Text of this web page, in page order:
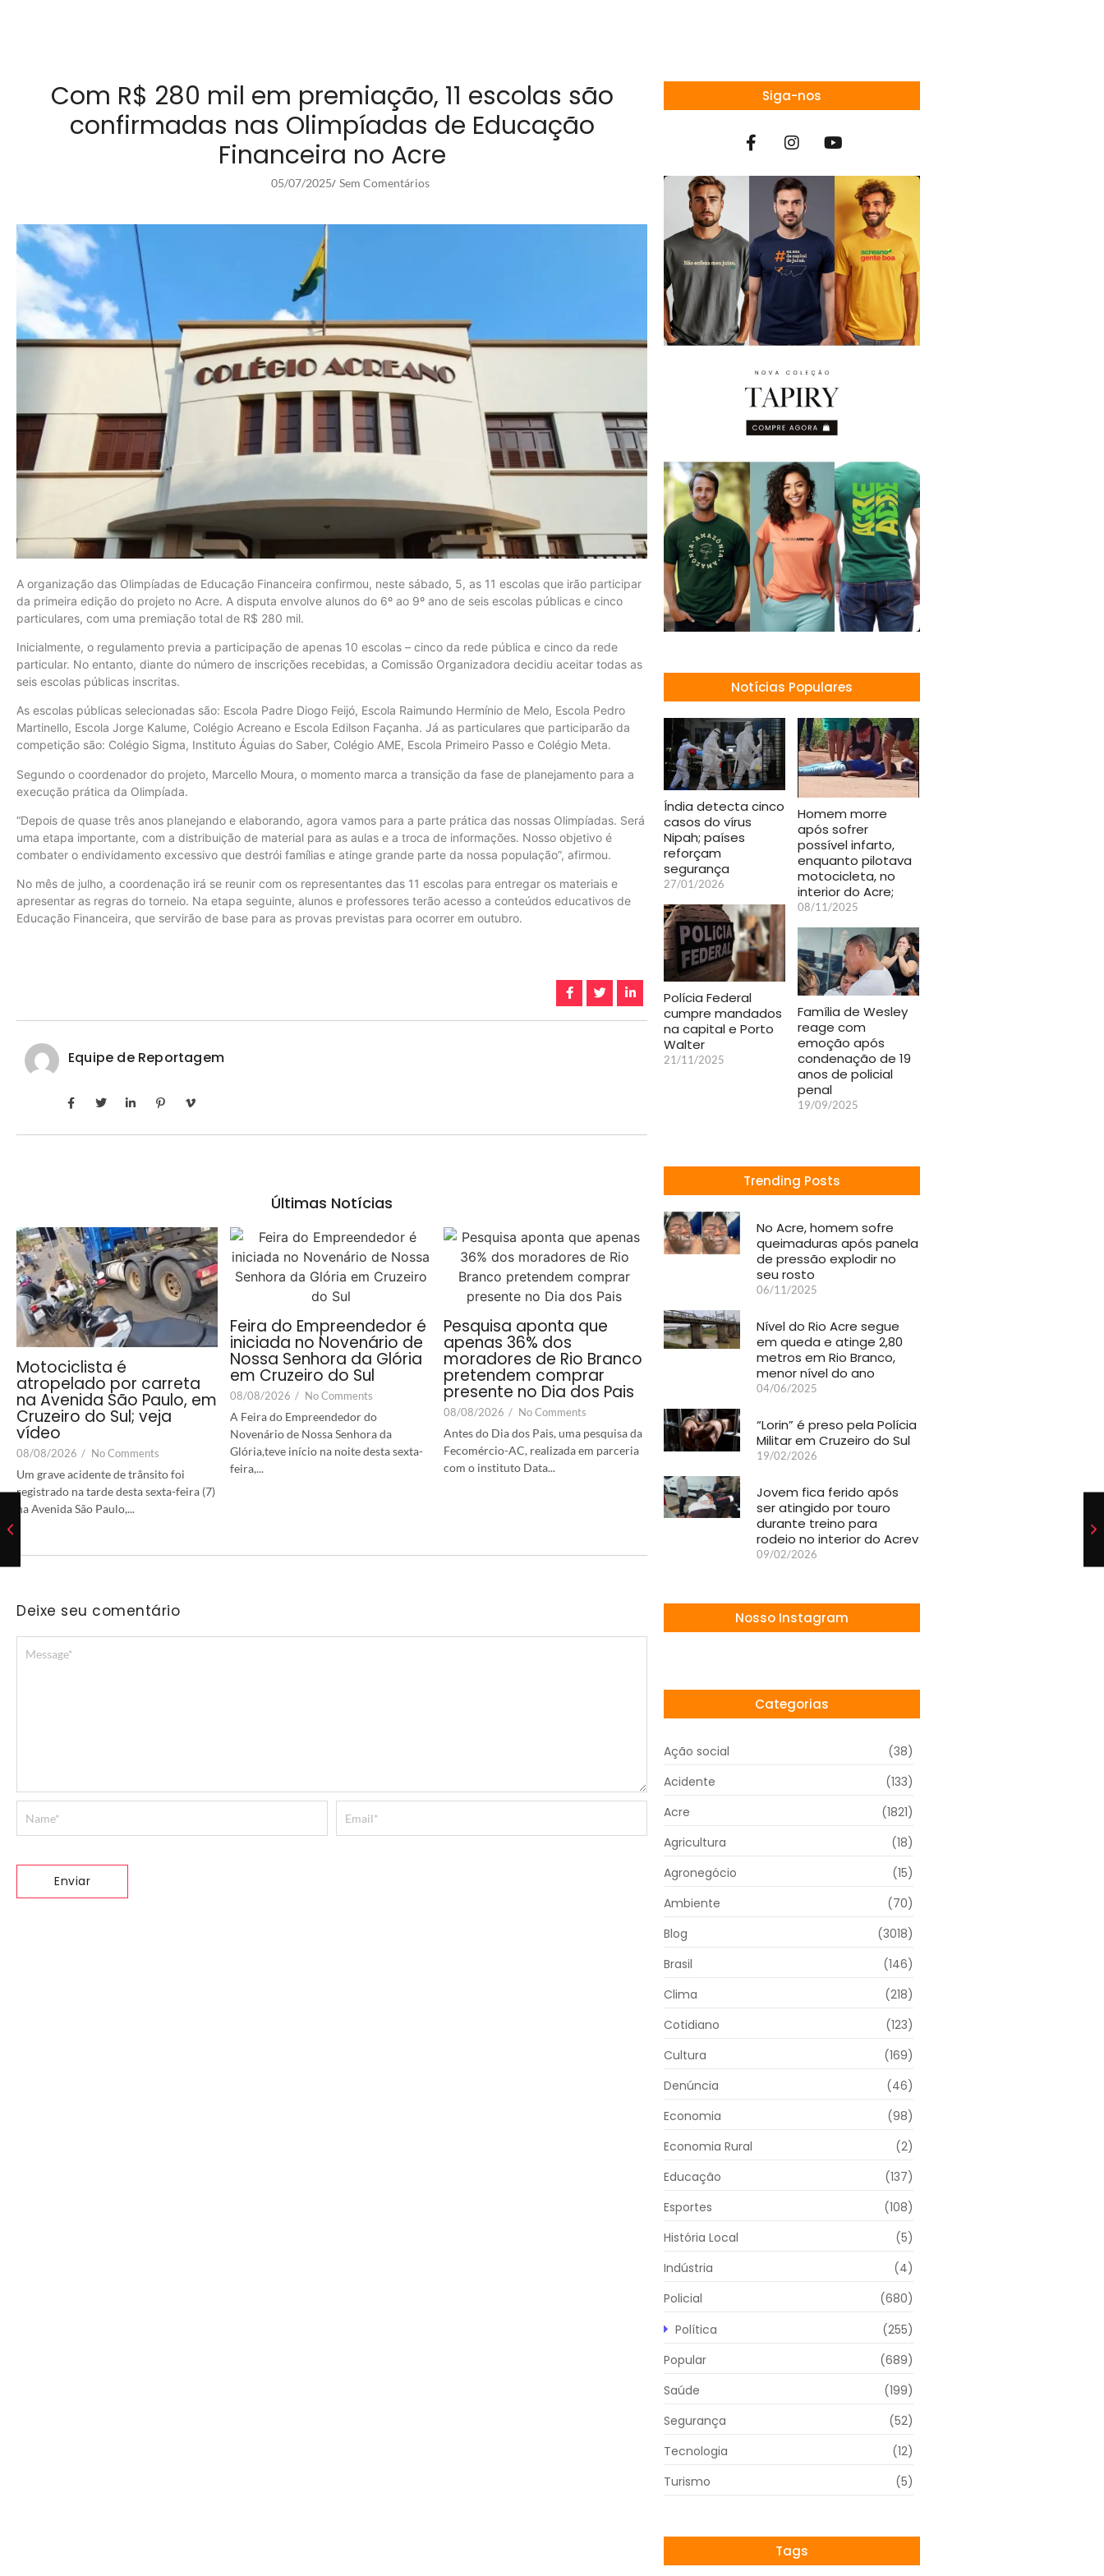
Com R$ 280 mil em premiação, 11 escolas são
confirmadas nas Olimpíadas de Educação
Financeira no Acre
05/07/2025/ Sem Comentários
A organização das Olimpíadas de Educação Financeira confirmou, neste sábado, 5, as 11 escolas que irão participar
da primeira edição do projeto no Acre. A disputa envolve alunos do 6º ao 9º ano de seis escolas públicas e cinco
particulares, com uma premiação total de R$ 280 mil.
Inicialmente, o regulamento previa a participação de apenas 10 escolas – cinco da rede pública e cinco da rede
particular. No entanto, diante do número de inscrições recebidas, a Comissão Organizadora decidiu aceitar todas as
seis escolas públicas inscritas.
As escolas públicas selecionadas são: Escola Padre Diogo Feijó, Escola Raimundo Hermínio de Melo, Escola Pedro
Martinello, Escola Jorge Kalume, Colégio Acreano e Escola Edilson Façanha. Já as particulares que participarão da
competição são: Colégio Sigma, Instituto Águias do Saber, Colégio AME, Escola Primeiro Passo e Colégio Meta.
Segundo o coordenador do projeto, Marcello Moura, o momento marca a transição da fase de planejamento para a
execução prática da Olimpíada.
“Depois de quase três anos planejando e elaborando, agora vamos para a parte prática das nossas Olimpíadas. Será
uma etapa importante, com a distribuição de material para as aulas e a troca de informações. Nosso objetivo é
combater o endividamento excessivo que destrói famílias e atinge grande parte da nossa população”, afirmou.
No mês de julho, a coordenação irá se reunir com os representantes das 11 escolas para entregar os materiais e
apresentar as regras do torneio. Na etapa seguinte, alunos e professores terão acesso a conteúdos educativos de
Educação Financeira, que servirão de base para as provas previstas para ocorrer em outubro.
Equipe de Reportagem
Últimas Notícias
Motociclista é
atropelado por carreta
na Avenida São Paulo, em
Cruzeiro do Sul; veja
vídeo
08/08/2026 / No Comments
Um grave acidente de trânsito foi
registrado na tarde desta sexta-feira (7)
na Avenida São Paulo,...
Feira do Empreendedor é
iniciada no Novenário de
Nossa Senhora da Glória
em Cruzeiro do Sul
08/08/2026 / No Comments
A Feira do Empreendedor do
Novenário de Nossa Senhora da
Glória,teve início na noite desta sexta-
feira,...
Pesquisa aponta que
apenas 36% dos
moradores de Rio Branco
pretendem comprar
presente no Dia dos Pais
08/08/2026 / No Comments
Antes do Dia dos Pais, uma pesquisa da
Fecomércio-AC, realizada em parceria
com o instituto Data...
Deixe seu comentário
Siga-nos
Notícias Populares
Índia detecta cinco
casos do vírus
Nipah; países
reforçam
segurança
27/01/2026
Homem morre
após sofrer
possível infarto,
enquanto pilotava
motocicleta, no
interior do Acre;
08/11/2025
Polícia Federal
cumpre mandados
na capital e Porto
Walter
21/11/2025
Família de Wesley
reage com
emoção após
condenação de 19
anos de policial
penal
19/09/2025
Trending Posts
No Acre, homem sofre
queimaduras após panela
de pressão explodir no
seu rosto
06/11/2025
Nível do Rio Acre segue
em queda e atinge 2,80
metros em Rio Branco,
menor nível do ano
04/06/2025
“Lorin” é preso pela Polícia
Militar em Cruzeiro do Sul
19/02/2026
Jovem fica ferido após
ser atingido por touro
durante treino para
rodeio no interior do Acrev
09/02/2026
Nosso Instagram
Categorias
Ação social
(38)
Acidente
(133)
Acre
(1821)
Agricultura
(18)
Agronegócio
(15)
Ambiente
(70)
Blog
(3018)
Brasil
(146)
Clima
(218)
Cotidiano
(123)
Cultura
(169)
Denúncia
(46)
Economia
(98)
Economia Rural
(2)
Educação
(137)
Esportes
(108)
História Local
(5)
Indústria
(4)
Policial
(680)
Política
(255)
Popular
(689)
Saúde
(199)
Segurança
(52)
Tecnologia
(12)
Turismo
(5)
Tags